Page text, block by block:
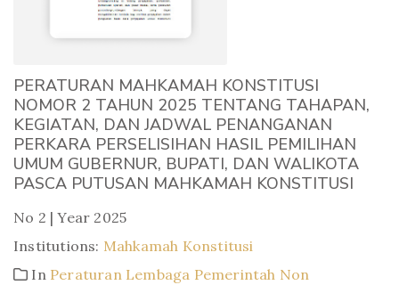
PERATURAN MAHKAMAH KONSTITUSI
NOMOR 2 TAHUN 2025 TENTANG TAHAPAN,
KEGIATAN, DAN JADWAL PENANGANAN
PERKARA PERSELISIHAN HASIL PEMILIHAN
UMUM GUBERNUR, BUPATI, DAN WALIKOTA
PASCA PUTUSAN MAHKAMAH KONSTITUSI
No 2 | Year 2025
Institutions: Mahkamah Konstitusi
In Peraturan Lembaga Pemerintah Non